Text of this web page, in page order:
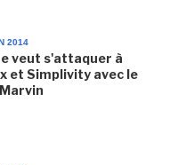
2014
veut s'attaquer à
et Simplivity avec le